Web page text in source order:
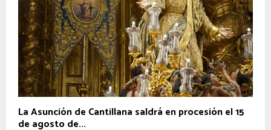
La Asunción de Cantillana saldrá en procesión el 15
de agosto de...